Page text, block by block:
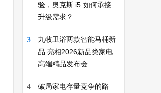
验，奥克斯 i5 如何承接
升级需求？
3
九牧卫浴两款智能马桶新
品 亮相2026新品类家电
高端精品发布会
4
破局家电存量竞争的路